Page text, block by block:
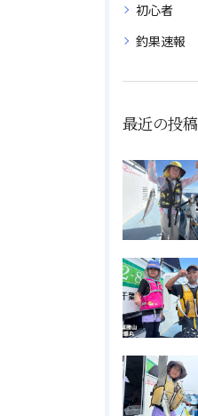
初心者
釣果速報
最近の投稿